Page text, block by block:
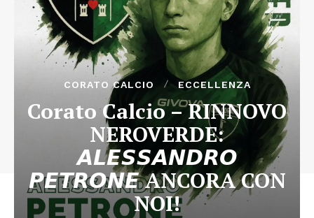
CORATO CALCIO ECCELLENZA
Corato Calcio – RINNOVO
NEROVERDE:
𝘼𝙇𝙀𝙎𝙎𝘼𝙉𝘿𝙍𝙊
𝙋𝙀𝙏𝙍𝙊𝙉𝙀 ANCORA CON
NOI!